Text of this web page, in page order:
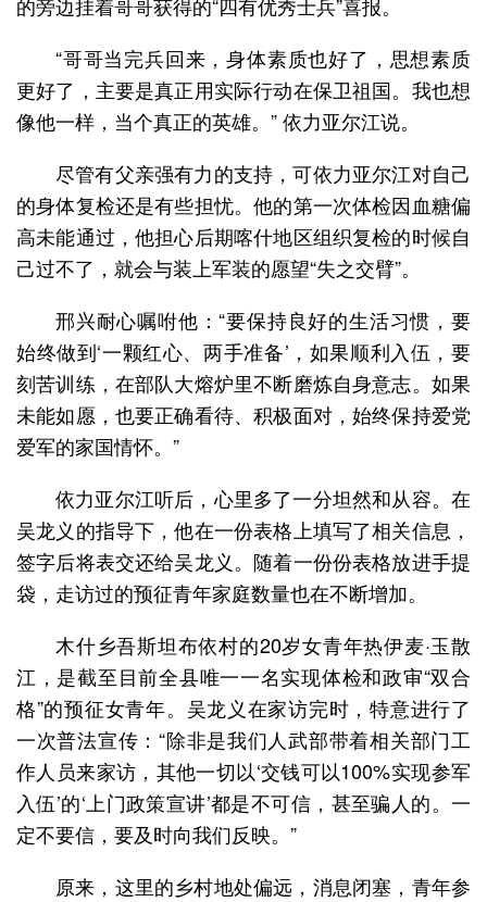
“哥哥当完兵回来，身体素质也好了，思想素质
更好了，主要是真正用实际行动在保卫祖国。我也想
像他一样，当个真正的英雄。” 依力亚尔江说。
尽管有父亲强有力的支持，可依力亚尔江对自己
的身体复检还是有些担忧。他的第一次体检因血糖偏
高未能通过，他担心后期喀什地区组织复检的时候自
己过不了，就会与装上军装的愿望“失之交臂”。
邢兴耐心嘱咐他：“要保持良好的生活习惯，要
始终做到‘一颗红心、两手准备’，如果顺利入伍，要
刻苦训练，在部队大熔炉里不断磨炼自身意志。如果
未能如愿，也要正确看待、积极面对，始终保持爱党
爱军的家国情怀。”
依力亚尔江听后，心里多了一分坦然和从容。在
吴龙义的指导下，他在一份表格上填写了相关信息，
签字后将表交还给吴龙义。随着一份份表格放进手提
袋，走访过的预征青年家庭数量也在不断增加。
木什乡吾斯坦布依村的20岁女青年热伊麦·玉散
江，是截至目前全县唯一一名实现体检和政审“双合
格”的预征女青年。吴龙义在家访完时，特意进行了
一次普法宣传：“除非是我们人武部带着相关部门工
作人员来家访，其他一切以‘交钱可以100%实现参军
入伍’的‘上门政策宣讲’都是不可信，甚至骗人的。一
定不要信，要及时向我们反映。”
原来，这里的乡村地处偏远，消息闭塞，青年参